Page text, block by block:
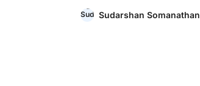
Sudarshan Somanathan